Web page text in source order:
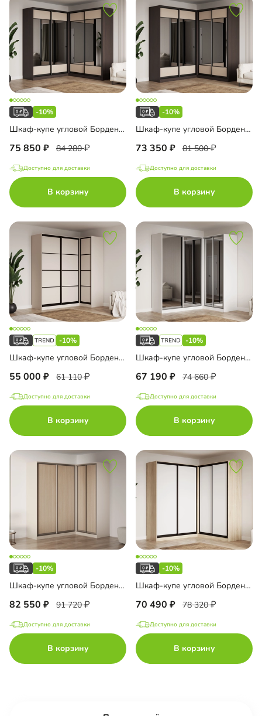
-10%
Шкаф-купе угловой Борден-6-1 2200
75 850 84 280
Доступно для доставки
В корзину
-10%
Шкаф-купе угловой Борден-6-1 2000
73 350 81 500
Доступно для доставки
В корзину
-10%
Шкаф-купе угловой Борден-5-4 1200
55 000 61 110
Доступно для доставки
В корзину
-10%
Шкаф-купе угловой Борден-6-5 1600
67 190 74 660
Доступно для доставки
В корзину
-10%
Шкаф-купе угловой Борден-6-6 1600 Премиум
82 550 91 720
Доступно для доставки
В корзину
-10%
Шкаф-купе угловой Борден-6-6 2000
70 490 78 320
Доступно для доставки
В корзину